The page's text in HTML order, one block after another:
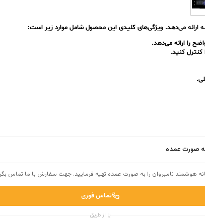
می‌دهد. ویژگی‌های کلیدی این محصول شامل موارد زیر است:
کنید.
صورت عمده
هوشمند نامبروان را به صورت عمده تهیه فرمایید. جهت سفارش با ما تماس
تماس فوری
یا از طریق